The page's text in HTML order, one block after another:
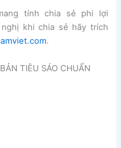
tính chia sẻ phi lợi
khi chia sẻ hãy trích
.
TIÊU SÁO CHUẨN